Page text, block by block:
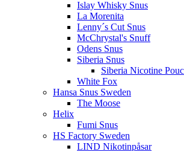
Islay Whisky Snus
La Morenita
Lenny´s Cut Snus
McChrystal's Snuff
Odens Snus
Siberia Snus
Siberia Nicotine
White Fox
Hansa Snus Sweden
The Moose
Helix
Fumi Snus
HS Factory Sweden
LIND Nikotinpåsar